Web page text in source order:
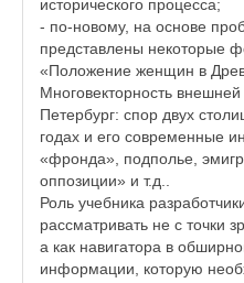
исторического процесса;
- по-новому, на основе
представлены некоторые
«Положение женщин в
Многовекторность
Петербург: спор двух
годах и его современные
«фронда», подполье,
оппозиции» и т.д..
Роль учебника
рассматривать не с точки
а как навигатора в
информации, которую